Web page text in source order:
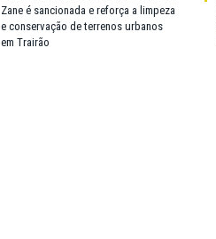
Zane é sancionada e reforça a limpeza
e conservação de terrenos urbanos
em Trairão